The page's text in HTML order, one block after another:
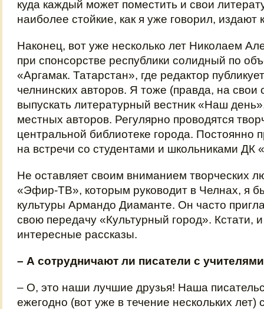
куда каждый может поместить и свои
наиболее стойкие, как я уже говорил, издают
Наконец, вот уже несколько лет Николаем
при спонсорстве республики солидный по
«Аргамак. Татарстан», где редактор
челнинских авторов. Я тоже (правда, на свои
выпускать литературный вестник «Наш
местных авторов. Регулярно проводятся
центральной библиотеке города. Постоянно
на встречи со студентами и школьниками ДК
Не оставляет своим вниманием творческих
«Эфир-ТВ», которым руководит в Челнах, я
культуры Армандо Диаманте. Он часто
свою передачу «Культурный город». Кстати,
интересные рассказы.
– А сотрудничают ли писатели с
– О, это наши лучшие друзья! Наша
ежегодно (вот уже в течение нескольких лет)